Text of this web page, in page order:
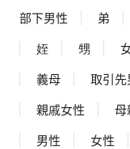
部下男性 弟
姪
甥
義母
取引先
親戚女性
母
男性
女性